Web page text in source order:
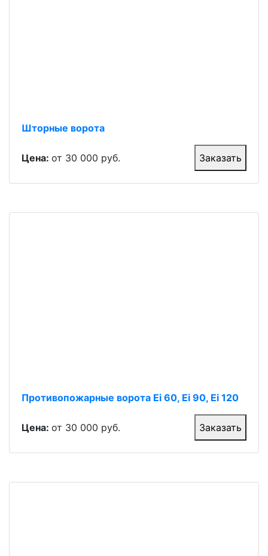
Шторные ворота
Цена: от 30 000 руб. Заказать
Противопожарные ворота Ei 60, Ei 90, Ei 120
Цена: от 30 000 руб. Заказать